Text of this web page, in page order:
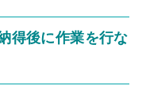
得後に作業を行な